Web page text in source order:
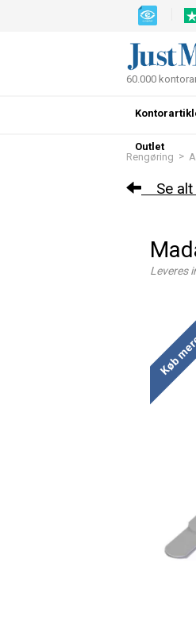
Rengøring >
Se alt
Leveres
Køb
60.000
Outlet